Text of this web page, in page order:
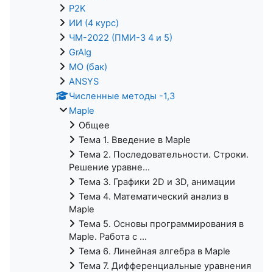
P2K
ИИ (4 курс)
ЧМ-2022 (ПМИ-3 4 и 5)
GrAlg
МО (бак)
ANSYS
Численные методы -1,3
Maple
Общее
Тема 1. Введение в Maple
Тема 2. Последовательности. Строки.
Решение уравне...
Тема 3. Графики 2D и 3D, анимации
Тема 4. Математический анализ в
Maple
Тема 5. Основы программирования в
Maple. Работа с ...
Тема 6. Линейная алгебра в Maple
Тема 7. Дифференциальные уравнения